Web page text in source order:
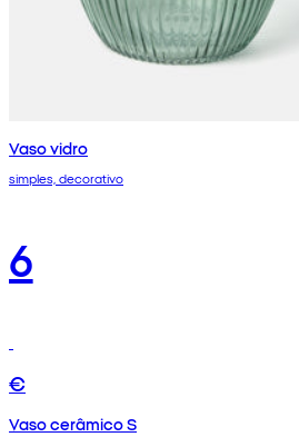
Vaso vidro
simples, decorativo
6
€
Vaso cerâmico S